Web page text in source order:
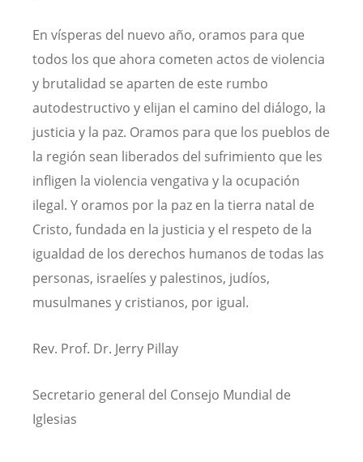
En vísperas del nuevo año, oramos para que
todos los que ahora cometen actos de violencia
y brutalidad se aparten de este rumbo
autodestructivo y elijan el camino del diálogo, la
justicia y la paz. Oramos para que los pueblos de
la región sean liberados del sufrimiento que les
infligen la violencia vengativa y la ocupación
ilegal. Y oramos por la paz en la tierra natal de
Cristo, fundada en la justicia y el respeto de la
igualdad de los derechos humanos de todas las
personas, israelíes y palestinos, judíos,
musulmanes y cristianos, por igual.
Rev. Prof. Dr. Jerry Pillay
Secretario general del Consejo Mundial de
Iglesias